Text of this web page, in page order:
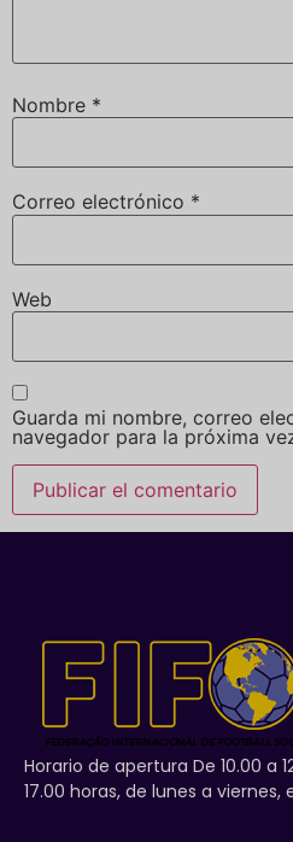
Nombre *
Correo electrónico *
Web
Guarda mi nombre, correo
navegador para la próxima
Horario de apertura De 10.00 a
17.00 horas, de lunes a